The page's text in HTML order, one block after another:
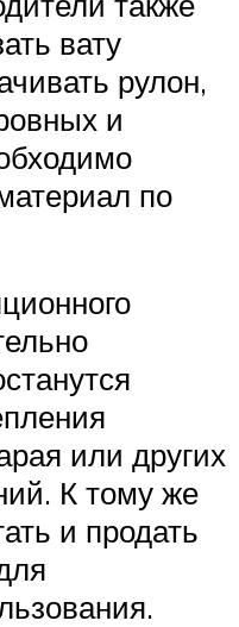
вату
рулон,
и
по
или других
К тому же
и продать